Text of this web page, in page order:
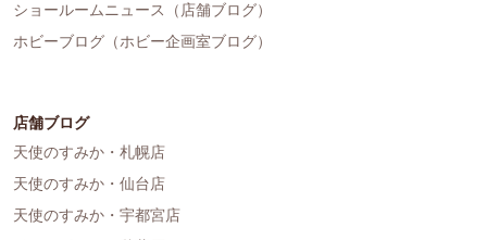
ショールームニュース（店舗ブログ）
ホビーブログ（ホビー企画室ブログ）
店舗ブログ
天使のすみか・札幌店
天使のすみか・仙台店
天使のすみか・宇都宮店